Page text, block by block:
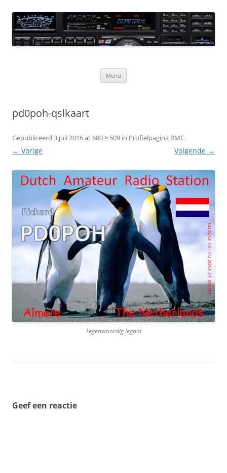
naar
de
inhoud CQ3meter
Website door en voor radio-amateurs
Menu
pd0poh-qslkaart
Gepubliceerd 3 juli 2016at680 × 509 in Profielpagina RMC.
← Vorige Volgende →
Tegenwoordig legaal
Geef een reactie